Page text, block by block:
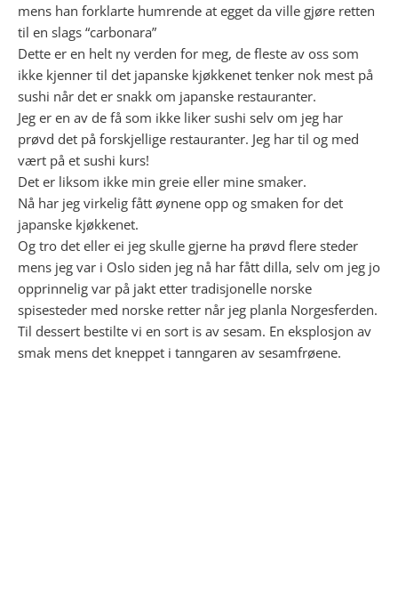
mens han forklarte humrende at egget da ville gjøre retten
til en slags “carbonara”
Dette er en helt ny verden for meg, de fleste av oss som
ikke kjenner til det japanske kjøkkenet tenker nok mest på
sushi når det er snakk om japanske restauranter.
Jeg er en av de få som ikke liker sushi selv om jeg har
prøvd det på forskjellige restauranter. Jeg har til og med
vært på et sushi kurs!
Det er liksom ikke min greie eller mine smaker.
Nå har jeg virkelig fått øynene opp og smaken for det
japanske kjøkkenet.
Og tro det eller ei jeg skulle gjerne ha prøvd flere steder
mens jeg var i Oslo siden jeg nå har fått dilla, selv om jeg jo
opprinnelig var på jakt etter tradisjonelle norske
spisesteder med norske retter når jeg planla Norgesferden.
Til dessert bestilte vi en sort is av sesam. En eksplosjon av
smak mens det kneppet i tanngaren av sesamfrøene.